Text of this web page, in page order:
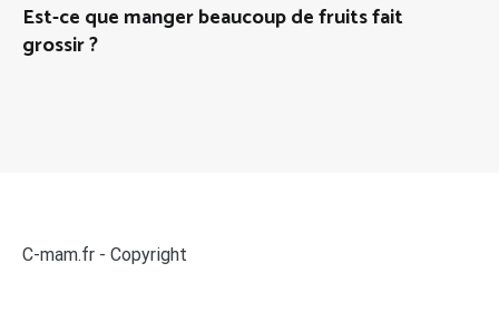
Est-ce que manger beaucoup de fruits fait
grossir ?
C-mam.fr - Copyright